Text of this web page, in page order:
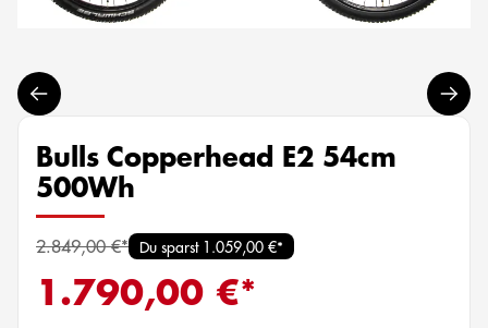
Bulls Copperhead E2 54cm
500Wh
2.849,00 €* Du sparst 1.059,00 €*
1.790,00 €*